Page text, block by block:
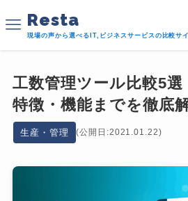
Resta
現場の声から選べるIT,ビジネスサービスの比較サ
工数管理ツール比較5
特徴・機能までを徹底
生産・管理 (公開日:2021.01.22)